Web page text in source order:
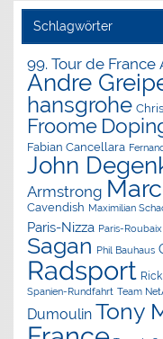
Schlagwörter
99. Tour de France
Andre
hansgrohe
Froome
Fabian Cancellara
John
Armstrong
Cavendish Maximilian
Paris-Nizza Paris-Roubaix
Sagan Phil Bauhaus
Radsport
Spanien-Rundfahrt Team
Dumoulin Tony